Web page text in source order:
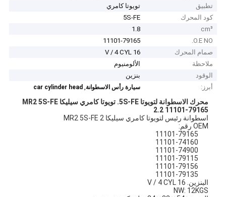
تطبيق
تويوتا كامري
كود المحرك
5S-FE
cm³
1.8
O.E NO.
11101-79165
صمام المحرك
16 V / 4 CYL
ملاحظة
الألومنيوم
الوقود
بنزين
أبرز:
سيارة رأس الاسطوانة,
car cylinder head
محرك الاسطوانة لتويوتا 5S-FE.
تويوتا كامري سيليكا MR2 5S-FE
2.2 11101-79165
اسطوانة رئيس لتويوتا كامري سيليكا MR2 5S-FE 2
OEM رقم:
11101-79165
11101-74160
11101-74900
11101-79115
11101-79156
11101-79135
البنزين. 16 V / 4 CYL
NW: 12KGS